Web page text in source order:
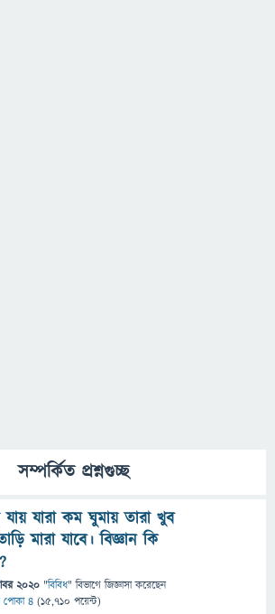
সম্পর্কিত প্রশ্নগুচ্ছ
যারা কম ঘুমায় তারা খুব
মারা যাবে। বিজ্ঞান কি
2020 "বিবিধ" বিভাগে জিজ্ঞাসাকরেছেন
পোকা ৪ (15,710 পয়েন্ট)